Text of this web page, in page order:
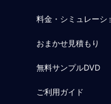
料金・シミュレーシ
おまかせ見積もり
無料サンプルDVD
ご利用ガイド